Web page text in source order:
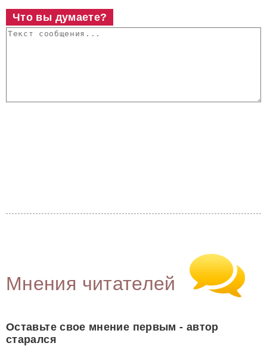
Что вы думаете?
Мнения читателей
Оставьте свое мнение первым - автор
старался